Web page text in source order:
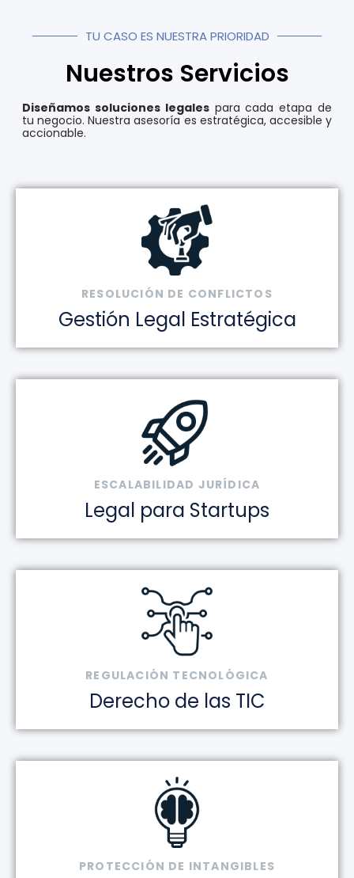
TU CASO ES NUESTRA PRIORIDAD
Nuestros Servicios
Diseñamos soluciones legalespara cada etapa de
tu negocio. Nuestra asesoría es estratégica, accesible y
accionable.
RESOLUCIÓN DE CONFLICTOS
Gestión Legal Estratégica
ESCALABILIDAD JURÍDICA
Legal para Startups
REGULACIÓN TECNOLÓGICA
Derecho de las TIC
PROTECCIÓN DE INTANGIBLES